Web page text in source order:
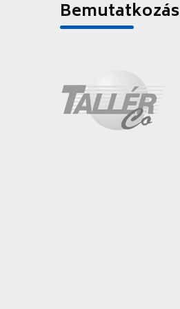
Bemutatkozás